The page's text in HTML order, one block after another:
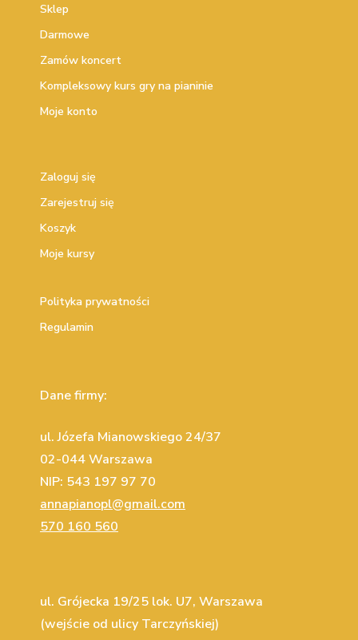
Sklep
Darmowe
Zamów koncert
Kompleksowy kurs gry na pianinie
Moje konto
Zaloguj się
Zarejestruj się
Koszyk
Moje kursy
Polityka prywatności
Regulamin
Dane firmy:
ul. Józefa Mianowskiego 24/37
02-044 Warszawa
NIP: 543 197 97 70
annapianopl@gmail.com
570 160 560
ul. Grójecka 19/25 lok. U7, Warszawa
(wejście od ulicy Tarczyńskiej)